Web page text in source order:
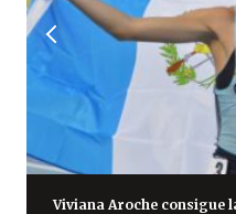
Viviana Aroche consigue